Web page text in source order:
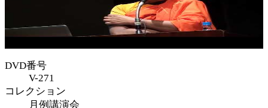
DVD番号
V-271
コレクション
月例講演会